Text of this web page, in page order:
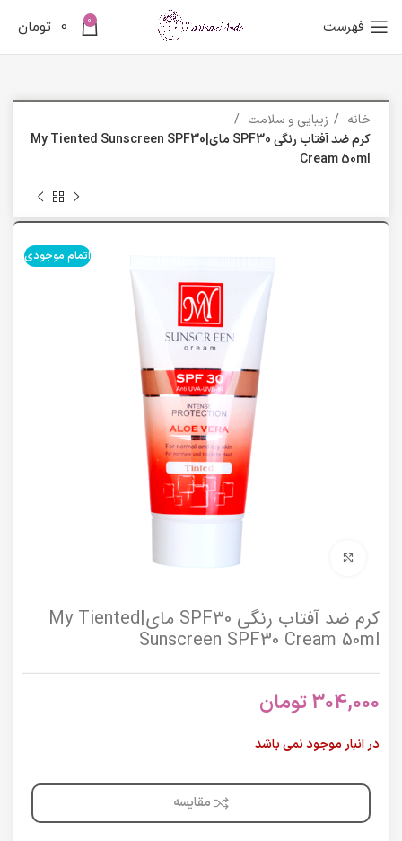
فهرست 0
0 تومان
خانه
زیبایی و سلامت
کرم ضد آفتاب رنگی SPF30 مای|My Tiented Sunscreen SPF30
Cream 50ml
اتمام موجودی
کرم ضد آفتاب رنگی SPF30 مای|My Tiented
Sunscreen SPF30 Cream 50ml
304,000تومان
در انبار موجود نمی باشد
مقایسه